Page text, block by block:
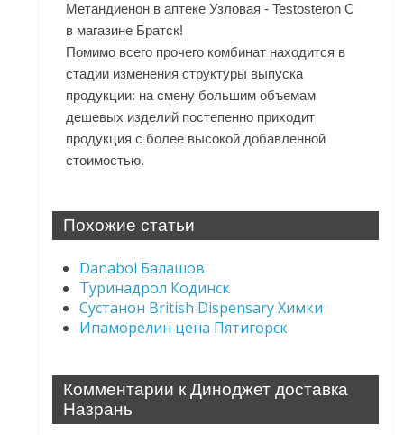
Метандиенон в аптеке Узловая - Testosteron C
в магазине Братск!
Помимо всего прочего комбинат находится в
стадии изменения структуры выпуска
продукции: на смену большим объемам
дешевых изделий постепенно приходит
продукция с более высокой добавленной
стоимостью.
Похожие статьи
Danabol Балашов
Туринадрол Кодинск
Сустанон British Dispensary Химки
Ипаморелин цена Пятигорск
Комментарии к Диноджет доставка
Назрань